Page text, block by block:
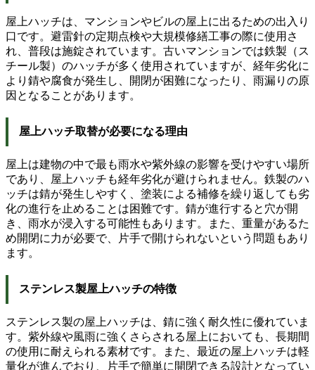
屋上ハッチは、マンションやビルの屋上に出るための出入り
口です。避雷針の定期点検や大規模修繕工事の際に使用さ
れ、普段は施錠されています。古いマンションでは鉄製（ス
チール製）のハッチが多く使用されていますが、経年劣化に
より錆や腐食が発生し、開閉が困難になったり、雨漏りの原
因となることがあります。
屋上ハッチ取替が必要になる理由
屋上は建物の中で最も雨水や紫外線の影響を受けやすい場所
であり、屋上ハッチも経年劣化が避けられません。鉄製のハ
ッチは錆が発生しやすく、塗装による補修を繰り返しても劣
化の進行を止めることは困難です。錆が進行すると穴が開
き、雨水が浸入する可能性もあります。また、重量があるた
め開閉に力が必要で、片手で開けられないという問題もあり
ます。
ステンレス製屋上ハッチの特徴
ステンレス製の屋上ハッチは、錆に強く耐久性に優れていま
す。紫外線や風雨に強くさらされる屋上においても、長期間
の使用に耐えられる素材です。また、最近の屋上ハッチは軽
量化が進んでおり、片手で簡単に開閉できる設計となってい